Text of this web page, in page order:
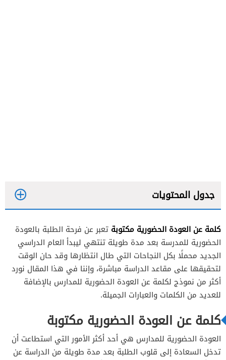
جدول المحتويات
كلمة عن العودة الحضورية مكتوبة تعبر عن فرحة الطلبة بالعودة
الحضورية للمدرسة بعد مدة طويلة تنتهي ليبدأ العام الدراسي
الجديد محملًا بكل النجاحات التي طال انتظارها وقد حان الوقت
لتحقيقها على مقاعد الدراسة مباشرة، وإننا في هذا المقال نورد
أكثر من نموذج لكلمة عن العودة الحضورية للمدارس بالإضافة
للعديد من الكلمات والعبارات الجميلة.
كلمة عن العودة الحضورية مكتوبة
العودة الحضورية للمدارس هي أحد أكثر الأمور التي استطاعت أن
تدخل السعادة إلى قلوب الطلبة بعد مدة طويلة من الدراسة عن